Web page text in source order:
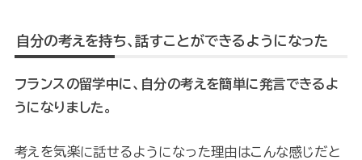
自分の考えを持ち、話すことができるようになった
フランスの留学中に、自分の考えを簡単に発言できるよ
うになりました。
考えを気楽に話せるようになった理由はこんな感じだと